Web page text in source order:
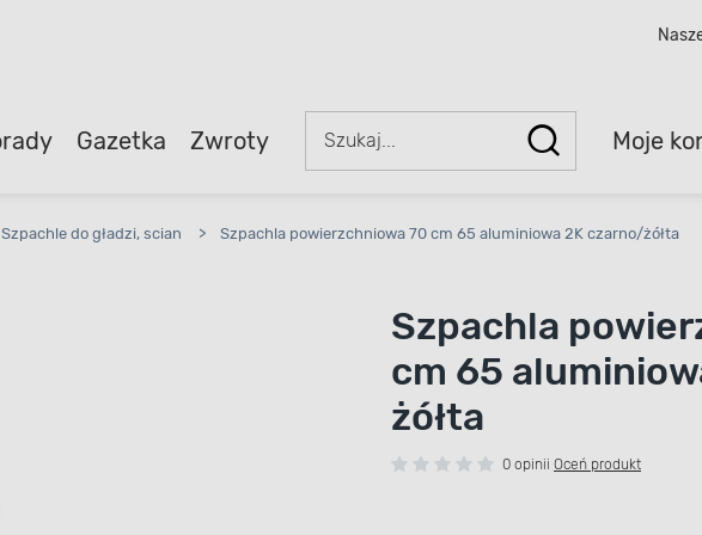
Gazetka Zwroty Moje
Szpachle do gładzi, scian > Szpachla powierzchniowa 70 cm 65 aluminiowa 2K czarno/żółta
Szpachla
cm 65
żółta
0 opinii Oceń produkt